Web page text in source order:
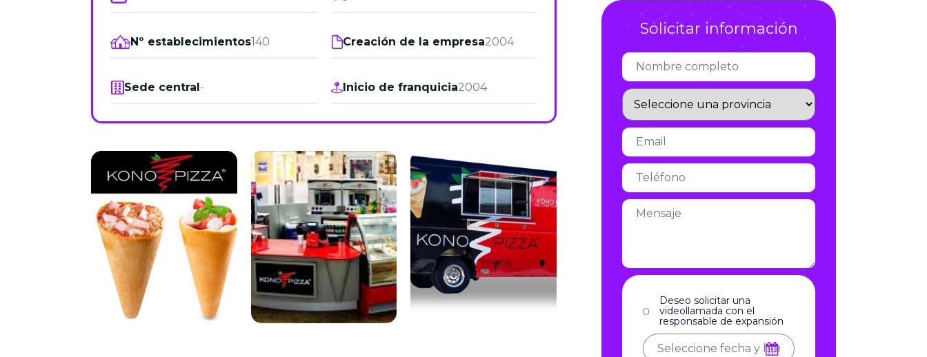
Madrid 2026 2 -
05 de noviembre
VER MÁS
Infórmate
Nº establecimientos140 Creación de la empresa2004
Sede central- Inicio de franquicia2004
Solicitar información
Deseo solicitar una
videollamada con el
responsable de expansión